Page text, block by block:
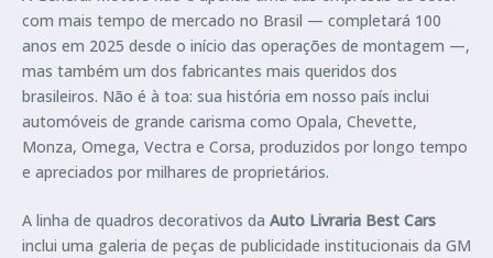
com mais tempo de mercado no Brasil — completará 100
anos em 2025 desde o início das operações de montagem —,
mas também um dos fabricantes mais queridos dos
brasileiros. Não é à toa: sua história em nosso país inclui
automóveis de grande carisma como Opala, Chevette,
Monza, Omega, Vectra e Corsa, produzidos por longo tempo
e apreciados por milhares de proprietários.
A linha de quadros decorativos da Auto Livraria Best Cars
inclui uma galeria de peças de publicidade institucionais da GM